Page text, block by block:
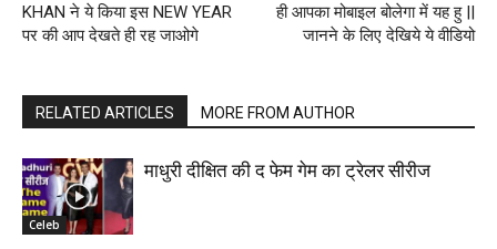
KHAN ने ये किया इस NEW YEAR
पर की आप देखते ही रह जाओगे
ही आपका मोबाइल बोलेगा में यह हु ||
जानने के लिए देखिये ये वीडियो
RELATED ARTICLES MORE FROM AUTHOR
Celeb
माधुरी दीक्षित की द फेम गेम का ट्रेलर सीरीज